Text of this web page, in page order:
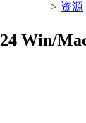
> 资源
Win/